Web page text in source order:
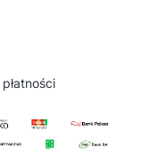
płatności